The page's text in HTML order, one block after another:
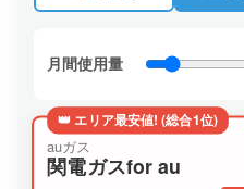
月間使用量
👑 エリア最安値! (総合1位)
auガス
関電ガスfor au